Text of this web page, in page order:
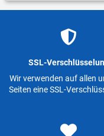
SSL-
Wir verwenden auf allen
Seiten eine SSL-